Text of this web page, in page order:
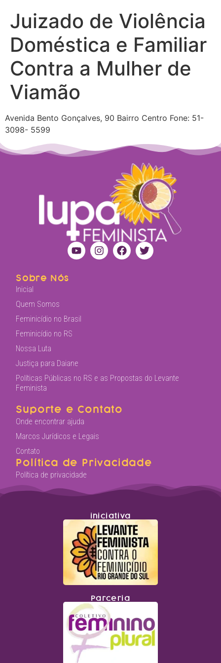
Juizado de Violência
Doméstica e Familiar
Contra a Mulher de
Viamão
Avenida Bento Gonçalves, 90 Bairro Centro Fone: 51-
3098- 5599
Sobre Nós
Inicial
Quem Somos
Feminicídio no Brasil
Feminicídio no RS
Nossa Luta
Justiça para Daiane
Políticas Públicas no RS e as Propostas do Levante
Feminista
Suporte e Contato
Onde encontrar ajuda
Marcos Jurídicos e Legais
Contato
Política de Privacidade
Política de privacidade
iniciativa
Parceria